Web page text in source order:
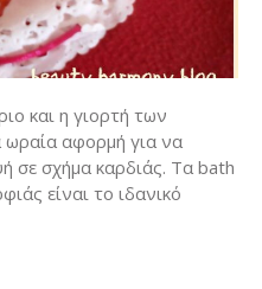
και η γιορτή των
ωραία αφορμή για να
σε σχήμα καρδιάς. Τα bath
είναι το ιδανικό